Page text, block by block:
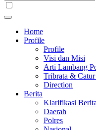
Home
Profile
Profile
Visi dan Misi
Arti Lambang
Tribrata & Catur
Direction
Berita
Klarifikasi Berita
Daerah
Polres